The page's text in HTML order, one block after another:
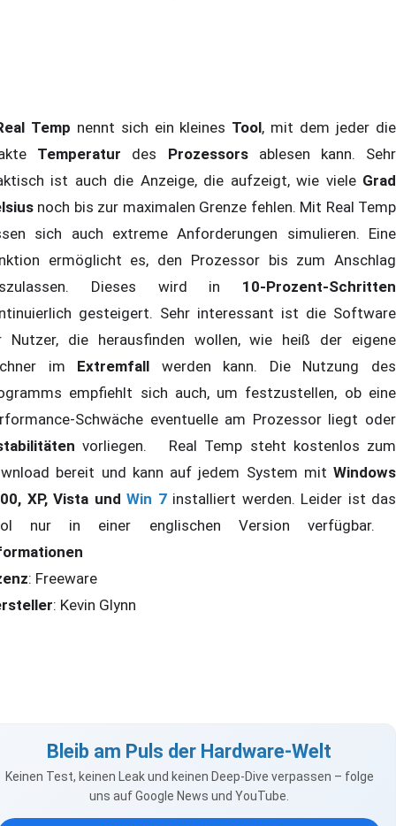
Temp nennt sich ein kleines Tool, mit dem jeder die
Temperatur des Prozessors ablesen kann. Sehr
ist auch die Anzeige, die aufzeigt, wie viele Grad
noch bis zur maximalen Grenze fehlen. Mit Real Temp
sich auch extreme Anforderungen simulieren. Eine
ermöglicht es, den Prozessor bis zum Anschlag
Dieses wird in 10-Prozent-Schritten
gesteigert. Sehr interessant ist die Software
Nutzer, die herausfinden wollen, wie heiß der eigene
im Extremfall werden kann. Die Nutzung des
empfiehlt sich auch, um festzustellen, ob eine
Schwäche eventuelle am Prozessor liegt oder
vorliegen. Real Temp steht kostenlos zum
bereit und kann auf jedem System mit Windows
XP, Vista und Win 7installiert werden. Leider ist das
nur in einer englischen Version verfügbar.
: Freeware
: Kevin Glynn
Bleib am Puls der Hardware-Welt
Keinen Test, keinen Leak und keinen Deep-Dive verpassen – folge
uns auf Google News und YouTube.